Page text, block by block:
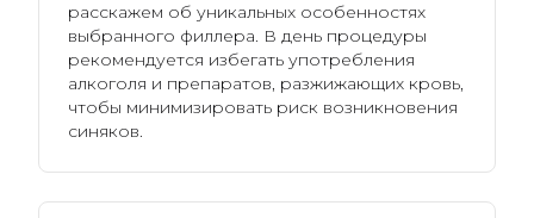
расскажем об уникальных особенностях
выбранного филлера. В день процедуры
рекомендуется избегать употребления
алкоголя и препаратов, разжижающих кровь,
чтобы минимизировать риск возникновения
синяков.